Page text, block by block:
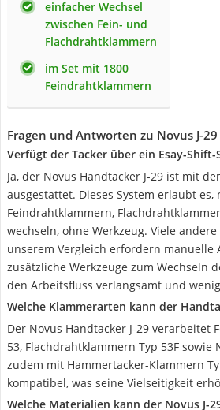
einfacher Wechsel
zwischen Fein- und
Flachdrahtklammern
im Set mit 1800
Feindrahtklammern
Fragen und Antworten zu Novus J-29
Verfügt der Tacker über ein Esay-Shift-
Ja, der Novus Handtacker J-29 ist mit
ausgestattet. Dieses System erlaubt es,
Feindrahtklammern,
wechseln, ohne Werkzeug. Viele
unserem Vergleich erfordern manuelle
zusätzliche Werkzeuge zum Wechseln
den Arbeitsfluss verlangsamt und
Welche Klammerarten kann der
Der Novus Handtacker J-29 verarbeitet
53, Flachdrahtklammern Typ 53F sowie
zudem mit Hammertacker-Klammern
kompatibel, was seine Vielseitigkeit
Welche Materialien kann der Novus J-